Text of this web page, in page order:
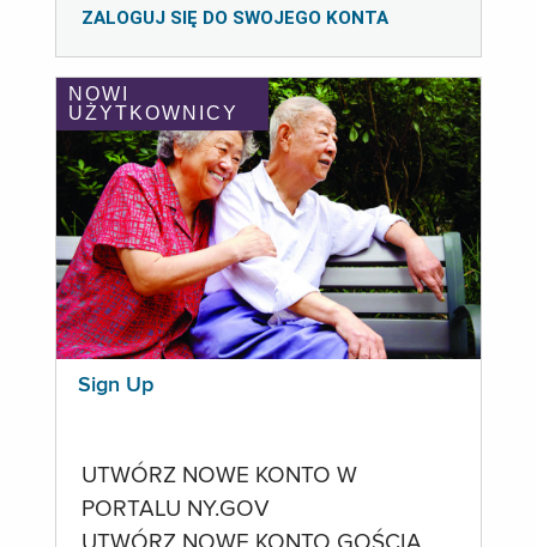
ZALOGUJ SIĘ DO SWOJEGO KONTA
NOWI
UŻYTKOWNICY
Sign Up
UTWÓRZ NOWE KONTO W
PORTALU NY.GOV